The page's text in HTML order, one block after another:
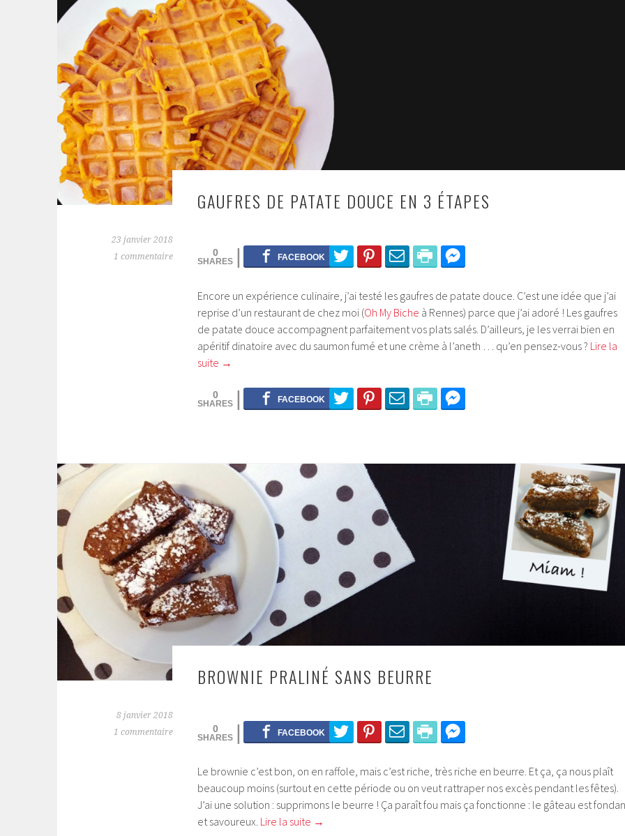
GAUFRES DE PATATE DOUCE EN 3 ÉTAPES
23 janvier 2018
1 commentaire
0
Encore un expérience culinaire, j’ai testé les gaufres de patate douce. C’est une idée que j’ai
reprise d’un restaurant de chez moi (Oh My Biche à Rennes) parce que j’ai adoré ! Les gaufres
de patate douce accompagnent parfaitement vos plats salés. D’ailleurs, je les verrai bien en
apéritif dinatoire avec du saumon fumé et une crème à l’aneth … qu’en pensez-vous ? Lire la
suite →
0
BROWNIE PRALINÉ SANS BEURRE
8 janvier 2018
1 commentaire
0
Le brownie c’est bon, on en raffole, mais c’est riche, très riche en beurre. Et ça, ça nous plaît
beaucoup moins (surtout en cette période ou on veut rattraper nos excès pendant les fêtes).
J’ai une solution : supprimons le beurre ! Ça paraît fou mais ça fonctionne : le gâteau est
et savoureux. Lire la suite →